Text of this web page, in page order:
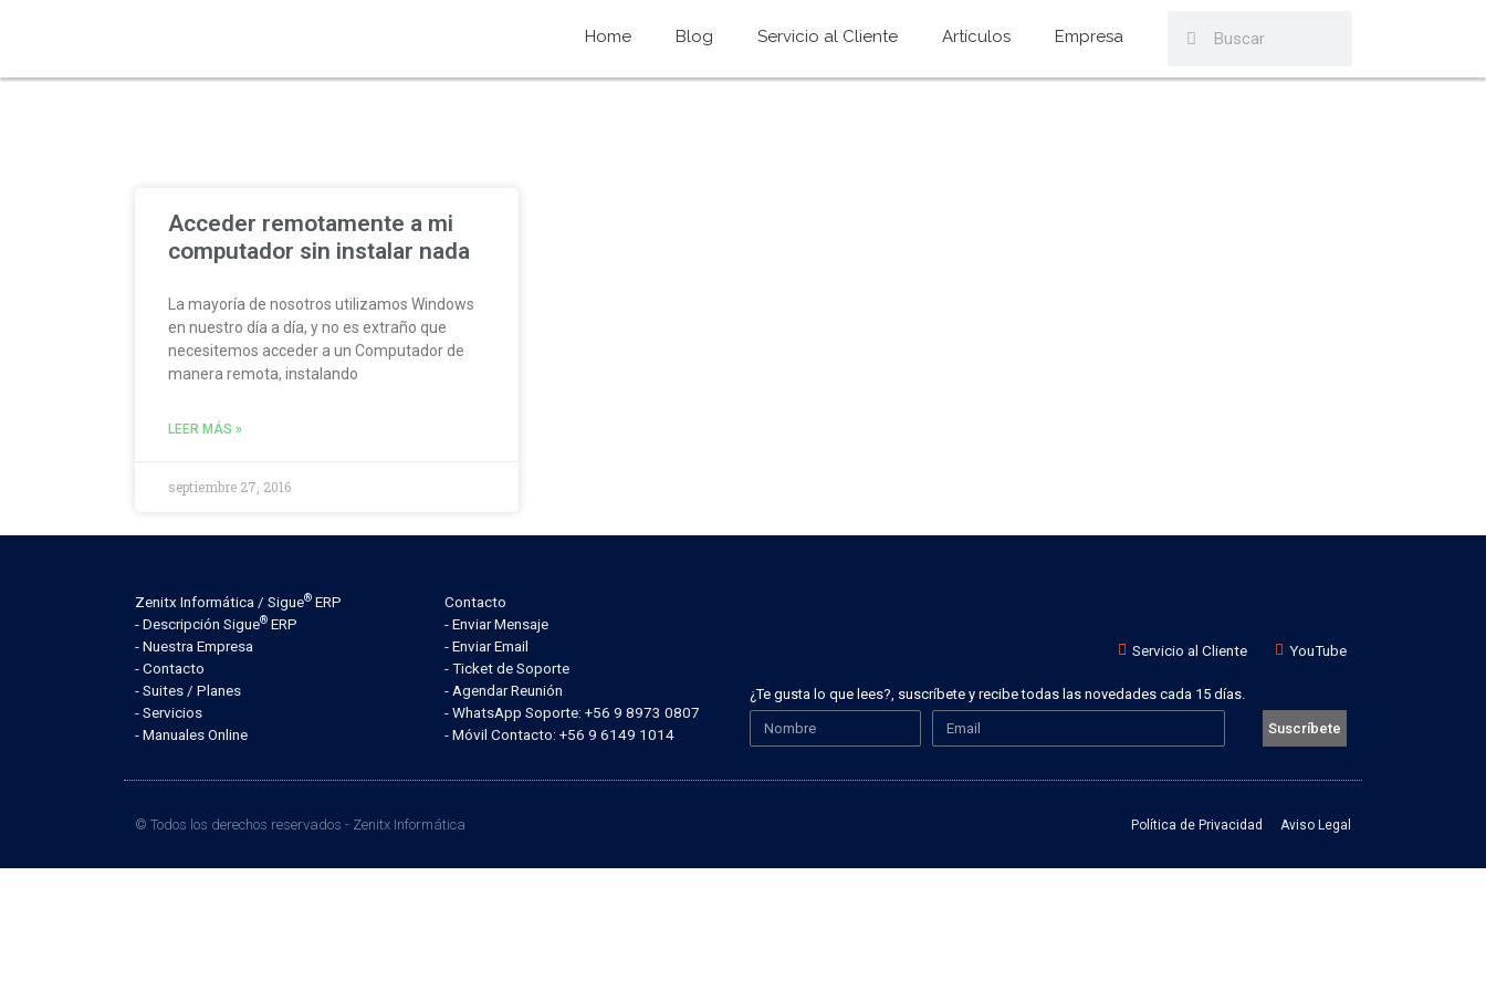
Home Blog Servicio al Cliente Artículos Empresa
Acceder remotamente a mi
computador sin instalar nada
La mayoría de nosotros utilizamos Windows
en nuestro día a día, y no es extraño que
necesitemos acceder a un Computador de
manera remota, instalando
LEER MÁS »
septiembre 27, 2016
Zenitx Informática / Sigue® ERP
- Descripción Sigue® ERP
- Nuestra Empresa
- Contacto
- Suites / Planes
- Servicios
- Manuales Online
Contacto
- Enviar Mensaje
- Enviar Email
- Ticket de Soporte
- Agendar Reunión
- WhatsApp Soporte: +56 9 8973 0807
- Móvil Contacto: +56 9 6149 1014
Servicio al Cliente YouTube
¿Te gusta lo que lees?, suscríbete y recibe todas las novedades cada 15 días.
Suscríbete
© Todos los derechos reservados - Zenitx Informática Política de Privacidad Aviso Legal